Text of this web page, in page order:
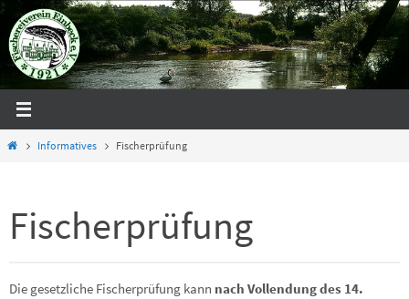
Zum
Inhalt
springen
StartInformatives Fischerprüfung
Fischerprüfung
Die gesetzliche Fischerprüfung kann nach Vollendung des 14.